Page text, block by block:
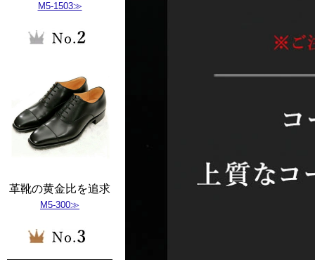
M5-1503≫
革靴の黄金比を追求
M5-300≫